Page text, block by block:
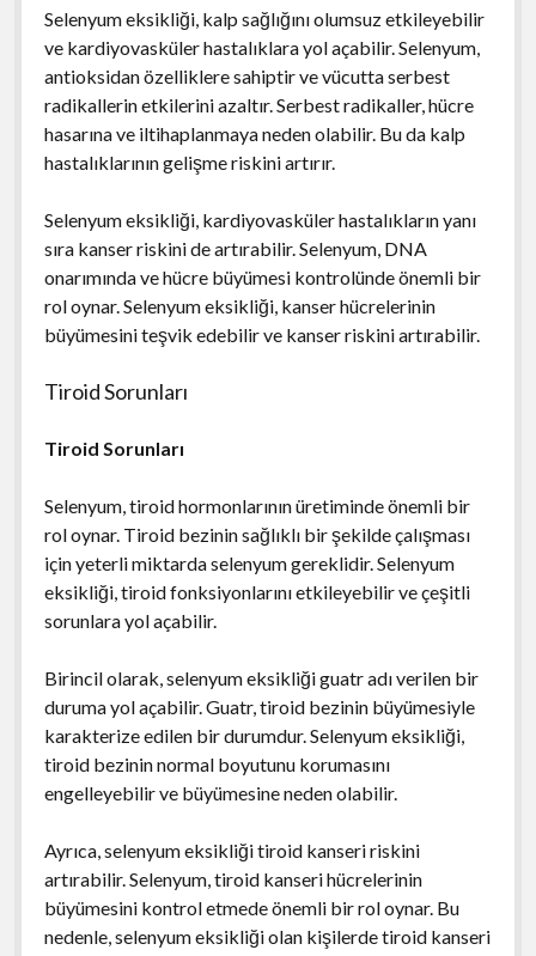
Selenyum eksikliği, kalp sağlığını olumsuz etkileyebilir
ve kardiyovasküler hastalıklara yol açabilir. Selenyum,
antioksidan özelliklere sahiptir ve vücutta serbest
radikallerin etkilerini azaltır. Serbest radikaller, hücre
hasarına ve iltihaplanmaya neden olabilir. Bu da kalp
hastalıklarının gelişme riskini artırır.
Selenyum eksikliği, kardiyovasküler hastalıkların yanı
sıra kanser riskini de artırabilir. Selenyum, DNA
onarımında ve hücre büyümesi kontrolünde önemli bir
rol oynar. Selenyum eksikliği, kanser hücrelerinin
büyümesini teşvik edebilir ve kanser riskini artırabilir.
Tiroid Sorunları
Tiroid Sorunları
Selenyum, tiroid hormonlarının üretiminde önemli bir
rol oynar. Tiroid bezinin sağlıklı bir şekilde çalışması
için yeterli miktarda selenyum gereklidir. Selenyum
eksikliği, tiroid fonksiyonlarını etkileyebilir ve çeşitli
sorunlara yol açabilir.
Birincil olarak, selenyum eksikliği guatr adı verilen bir
duruma yol açabilir. Guatr, tiroid bezinin büyümesiyle
karakterize edilen bir durumdur. Selenyum eksikliği,
tiroid bezinin normal boyutunu korumasını
engelleyebilir ve büyümesine neden olabilir.
Ayrıca, selenyum eksikliği tiroid kanseri riskini
artırabilir. Selenyum, tiroid kanseri hücrelerinin
büyümesini kontrol etmede önemli bir rol oynar. Bu
nedenle, selenyum eksikliği olan kişilerde tiroid kanseri